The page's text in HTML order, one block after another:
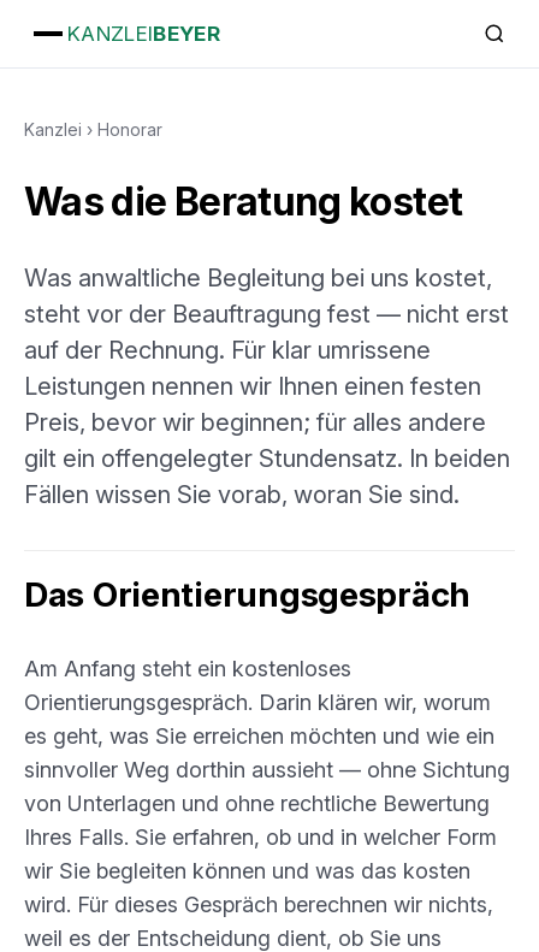
KANZLEIBEYER
Kanzlei › Honorar
Was die Beratung kostet
Was anwaltliche Begleitung bei uns kostet,
steht vor der Beauftragung fest — nicht erst
auf der Rechnung. Für klar umrissene
Leistungen nennen wir Ihnen einen festen
Preis, bevor wir beginnen; für alles andere
gilt ein offengelegter Stundensatz. In beiden
Fällen wissen Sie vorab, woran Sie sind.
Das Orientierungsgespräch
Am Anfang steht ein kostenloses
Orientierungsgespräch. Darin klären wir, worum
es geht, was Sie erreichen möchten und wie ein
sinnvoller Weg dorthin aussieht — ohne Sichtung
von Unterlagen und ohne rechtliche Bewertung
Ihres Falls. Sie erfahren, ob und in welcher Form
wir Sie begleiten können und was das kosten
wird. Für dieses Gespräch berechnen wir nichts,
weil es der Entscheidung dient, ob Sie uns